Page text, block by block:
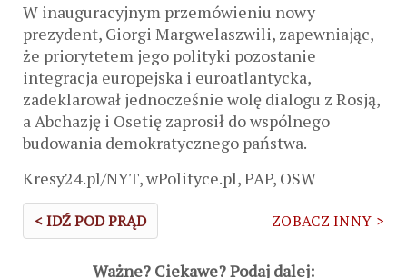
W inauguracyjnym przemówieniu nowy
prezydent, Giorgi Margwelaszwili, zapewniając,
że priorytetem jego polityki pozostanie
integracja europejska i euroatlantycka,
zadeklarował jednocześnie wolę dialogu z Rosją,
a Abchazję i Osetię zaprosił do wspólnego
budowania demokratycznego państwa.
Kresy24.pl/NYT, wPolityce.pl, PAP, OSW
< IDŹ POD PRĄD ZOBACZ INNY >
Ważne? Ciekawe? Podaj dalej: